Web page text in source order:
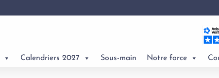
Calendriers 2027 Sous-main Notre force